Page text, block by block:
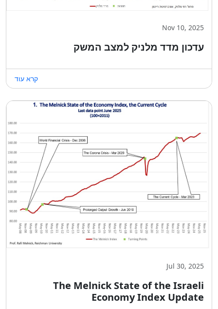
Nov 10, 2025
עדכון מדד מלניק למצב המשק
קרא עוד
Jul 30, 2025
The Melnick State of the Israeli
Economy Index Update